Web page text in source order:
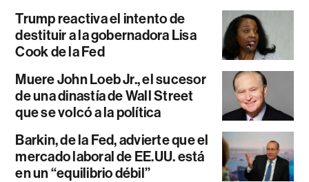
Trump reactiva el intento de
destituir a la gobernadora Lisa
Cook de la Fed
Muere John Loeb Jr., el sucesor
de una dinastía de Wall Street
que se volcó a la política
Barkin, de la Fed, advierte que el
mercado laboral de EE.UU. está
en un “equilibrio débil”